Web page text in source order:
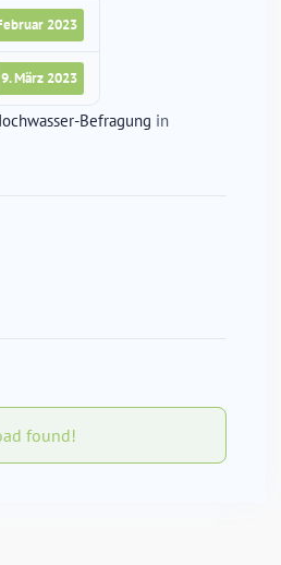
2023
9. März 2023
Befragung in
found!